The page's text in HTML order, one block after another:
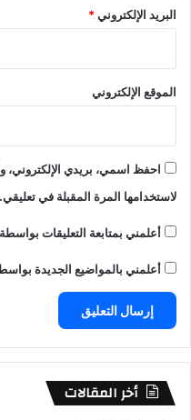
البريد الإلكتروني*
الموقع الإلكتروني
احفظ اسمي، بريدي الإلكتروني،
لاستخدامها المرة المقبلة في تعليقي.
أعلمني بمتابعة التعليقات بواسطة
أعلمني بالمواضيع الجديدة
أخر المقالات